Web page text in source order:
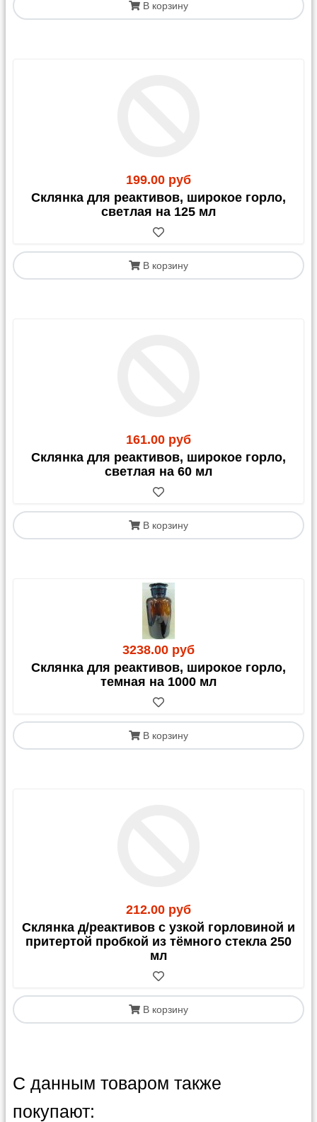
В корзину
199.00 руб
Склянка для реактивов, широкое горло,
светлая на 125 мл
В корзину
161.00 руб
Склянка для реактивов, широкое горло,
светлая на 60 мл
В корзину
3238.00 руб
Склянка для реактивов, широкое горло,
темная на 1000 мл
В корзину
212.00 руб
Склянка д/реактивов с узкой горловиной и
притертой пробкой из тёмного стекла 250
мл
В корзину
С данным товаром также
покупают: